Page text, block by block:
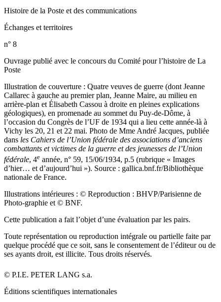
Histoire de la Poste et des communications
Échanges et territoires
n° 8
Ouvrage publié avec le concours du Comité pour l’histoire de La
Poste
Illustration de couverture : Quatre veuves de guerre (dont Jeanne
Callarec à gauche au premier plan, Jeanne Maire, au milieu en
arrière-plan et Élisabeth Cassou à droite en pleines explications
géologiques), en promenade au sommet du Puy-de-Dôme, à
l’occasion du Congrès de l’UF de 1934 qui a lieu cette année-là à
Vichy les 20, 21 et 22 mai. Photo de Mme André Jacques, publiée
dans les Cahiers de l’Union fédérale des associations d’anciens
combattants et victimes de la guerre et des jeunesses de l’Union
fédérale, 4e année, n° 59, 15/06/1934, p.5 (rubrique « Images
d’hier… et d’aujourd’hui »). Source : gallica.bnf.fr/Bibliothèque
nationale de France.
Illustrations intérieures : © Reproduction : BHVP/Parisienne de
Photo-graphie et © BNF.
Cette publication a fait l’objet d’une évaluation par les pairs.
Toute représentation ou reproduction intégrale ou partielle faite par
quelque procédé que ce soit, sans le consentement de l’éditeur ou de
ses ayants droit, est illicite. Tous droits réservés.
© P.I.E. PETER LANG s.a.
Éditions scientifiques internationales